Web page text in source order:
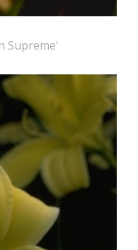
Supreme'